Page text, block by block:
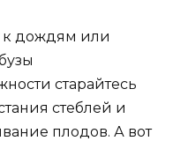
дождям или
старайтесь
стеблей и
плодов. А вот